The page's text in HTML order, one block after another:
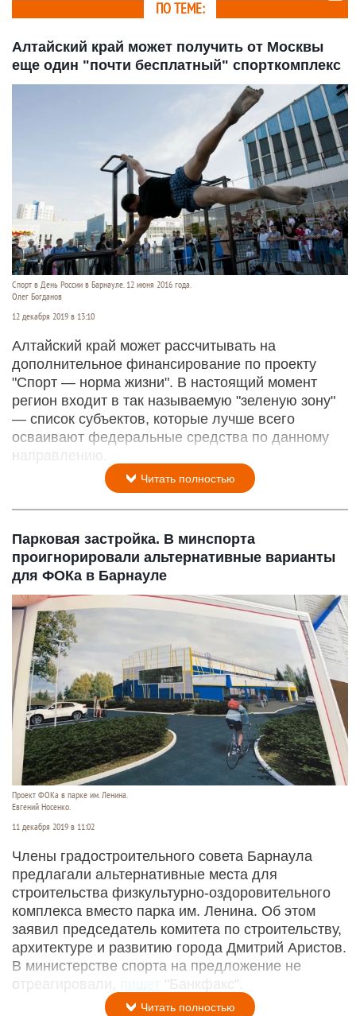
ПО ТЕМЕ:
Алтайский край может получить от Москвы
еще один "почти бесплатный" спорткомплекс
Спорт в День России в Барнауле. 12 июня 2016 года.
Олег Богданов
12 декабря 2019 в 13:10
Алтайский край может рассчитывать на
дополнительное финансирование по проекту
"Спорт — норма жизни". В настоящий момент
регион входит в так называемую "зеленую зону"
— список субъектов, которые лучше всего
осваивают федеральные средства по данному
направлению.
Читать полностью
Парковая застройка. В минспорта
проигнорировали альтернативные варианты
для ФОКа в Барнауле
Проект ФОКа в парке им. Ленина.
Евгений Носенко.
11 декабря 2019 в 11:02
Члены градостроительного совета Барнаула
предлагали альтернативные места для
строительства физкультурно-оздоровительного
комплекса вместо парка им. Ленина. Об этом
заявил председатель комитета по строительству,
архитектуре и развитию города Дмитрий Аристов.
В министерстве спорта на предложение не
отреагировали,
"Банкфакс".
Читать полностью